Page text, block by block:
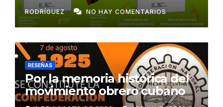
RODRÍGUEZ NO HAY COMENTARIOS
RESEÑAS
Por la memoria histórica del
movimiento obrero cubano